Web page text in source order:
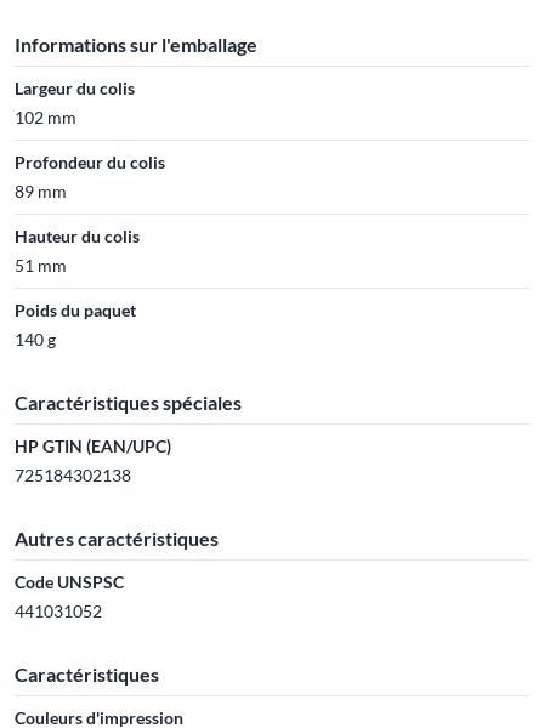
Informations sur l'emballage
Largeur du colis
102 mm
Profondeur du colis
89 mm
Hauteur du colis
51 mm
Poids du paquet
140 g
Caractéristiques spéciales
HP GTIN (EAN/UPC)
725184302138
Autres caractéristiques
Code UNSPSC
441031052
Caractéristiques
Couleurs d'impression